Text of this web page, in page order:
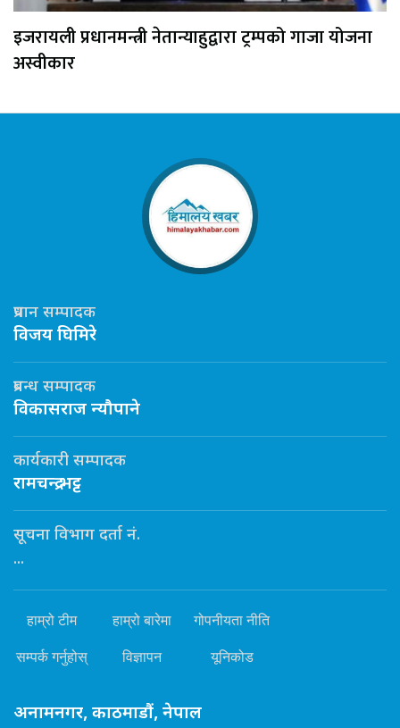
इजरायली प्रधानमन्त्री नेतान्याहुद्वारा ट्रम्पको गाजा योजना
अस्वीकार
प्रधान सम्पादक
विजय घिमिरे
प्रबन्ध सम्पादक
विकासराज न्यौपाने
कार्यकारी सम्पादक
रामचन्द्र भट्ट
सूचना विभाग दर्ता नं.
...
हाम्रो टीम हाम्रो बारेमा गोपनीयता नीति
सम्पर्क गर्नुहोस् विज्ञापन यूनिकोड
अनामनगर, काठमाडौं, नेपाल